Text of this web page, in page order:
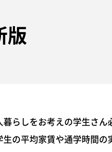
版
らしをお考えの学生さん
の平均家賃や通学時間の